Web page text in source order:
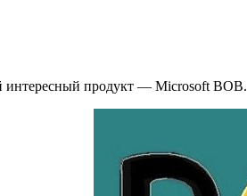
интересный продукт — Microsoft BOB.